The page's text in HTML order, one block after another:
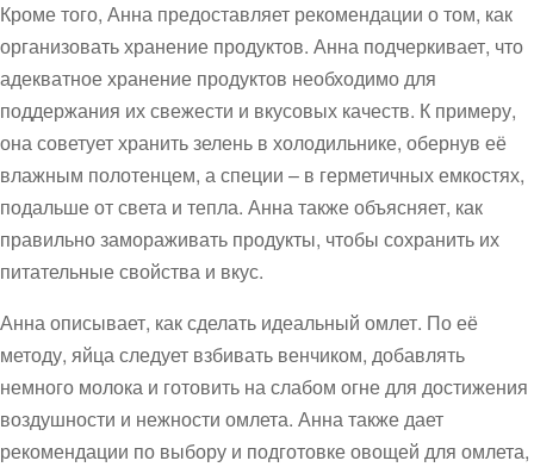
Кроме того, Анна предоставляет рекомендации о том, как
организовать хранение продуктов. Анна подчеркивает, что
адекватное хранение продуктов необходимо для
поддержания их свежести и вкусовых качеств. К примеру,
она советует хранить зелень в холодильнике, обернув её
влажным полотенцем, а специи – в герметичных емкостях,
подальше от света и тепла. Анна также объясняет, как
правильно замораживать продукты, чтобы сохранить их
питательные свойства и вкус.
Анна описывает, как сделать идеальный омлет. По её
методу, яйца следует взбивать венчиком, добавлять
немного молока и готовить на слабом огне для достижения
воздушности и нежности омлета. Анна также дает
рекомендации по выбору и подготовке овощей для омлета,